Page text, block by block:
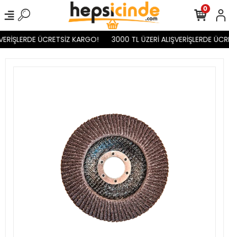
ÜCRETSİZ KARGO! 3000 TL ÜZERİ ALIŞVERİŞLERDE
0